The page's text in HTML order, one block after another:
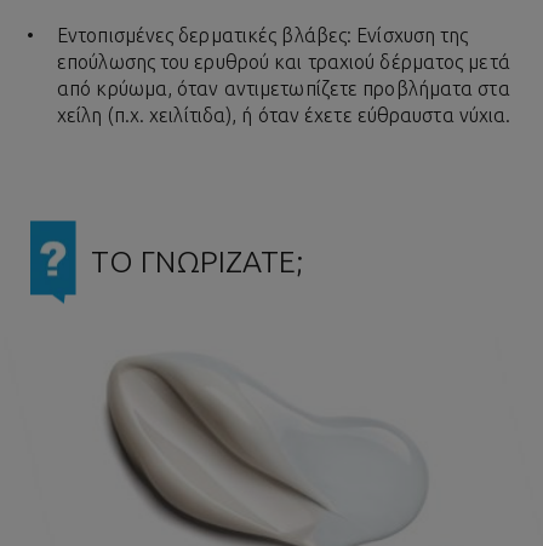
Εντοπισμένες δερματικές βλάβες: Ενίσχυση της
επούλωσης του ερυθρού και τραχιού δέρματος μετά
από κρύωμα, όταν αντιμετωπίζετε προβλήματα στα
χείλη (π.χ. χειλίτιδα), ή όταν έχετε εύθραυστα νύχια.
ΤΟ ΓΝΩΡΙΖΑΤΕ;